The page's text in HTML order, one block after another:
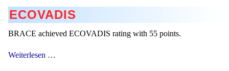
ECOVADIS
BRACE achieved ECOVADIS rating with 55 points.
Weiterlesen …